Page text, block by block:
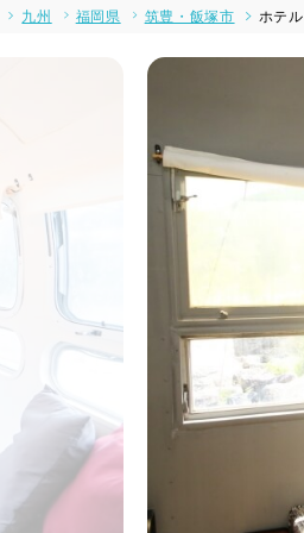
九州 福岡県 筑豊・飯塚市 ホテ